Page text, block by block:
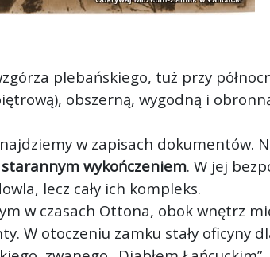
plebańskiego, tuż przy
obszerną, wygodną i
w zapisach dokumentów.
wykończeniem. W jej
lecz cały ich kompleks.
w czasach Ottona, obok wnętrz
W otoczeniu zamku stały oficyny